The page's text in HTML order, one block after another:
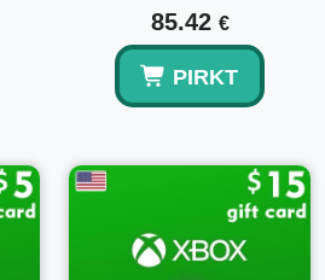
satura pieejamības
par augstu izvēli spēlētājiem, kuri
modelī, nepazaudējot
tituliem un multiplayer
85.42 €
PIRKT